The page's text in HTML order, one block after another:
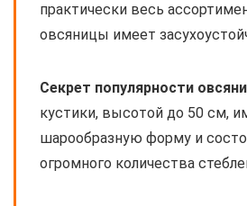
практически весь
овсяницы имеет
Секрет популярности
кустики, высотой до 50 см,
шарообразную форму и
огромного количества